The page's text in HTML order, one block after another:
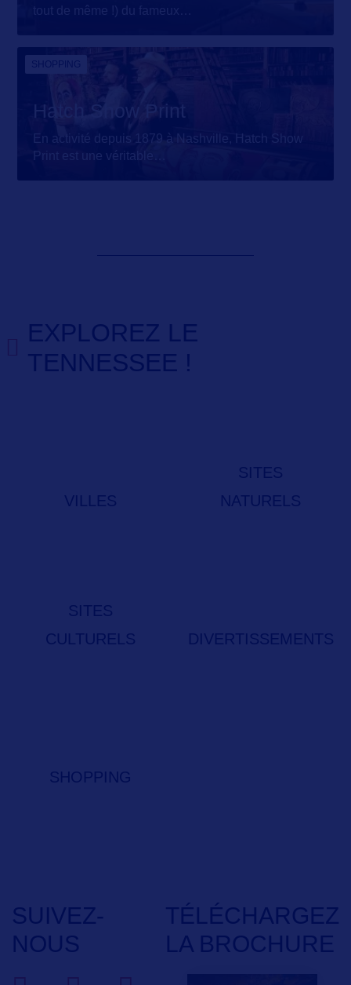
tout de même !) du fameux
SHOPPING
Hatch Show Print
En activité depuis 1879 à Nashville, Hatch Show
Print est une véritable
EXPLOREZ LE
TENNESSEE !
VILLES
SITES
NATURELS
SITES
CULTURELS
DIVERTISSEMENTS
SHOPPING
SUIVEZ-
NOUS
TÉLÉCHARGEZ
LA BROCHURE